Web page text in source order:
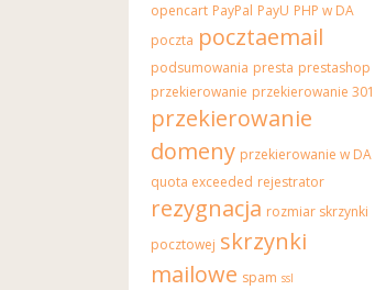
opencart PayPal PayU PHP w DA
poczta pocztaemail
podsumowania presta prestashop
przekierowanie przekierowanie 301
przekierowanie
domeny przekierowanie w DA
quota exceeded rejestrator
rezygnacja rozmiar skrzynki
pocztowej skrzynki
mailowe spam ssl